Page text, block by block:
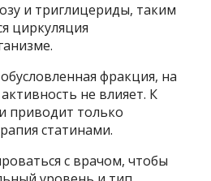
и триглицериды, таким
циркуляция
фракция, на
не влияет. К
приводит только
статинами.
с врачом, чтобы